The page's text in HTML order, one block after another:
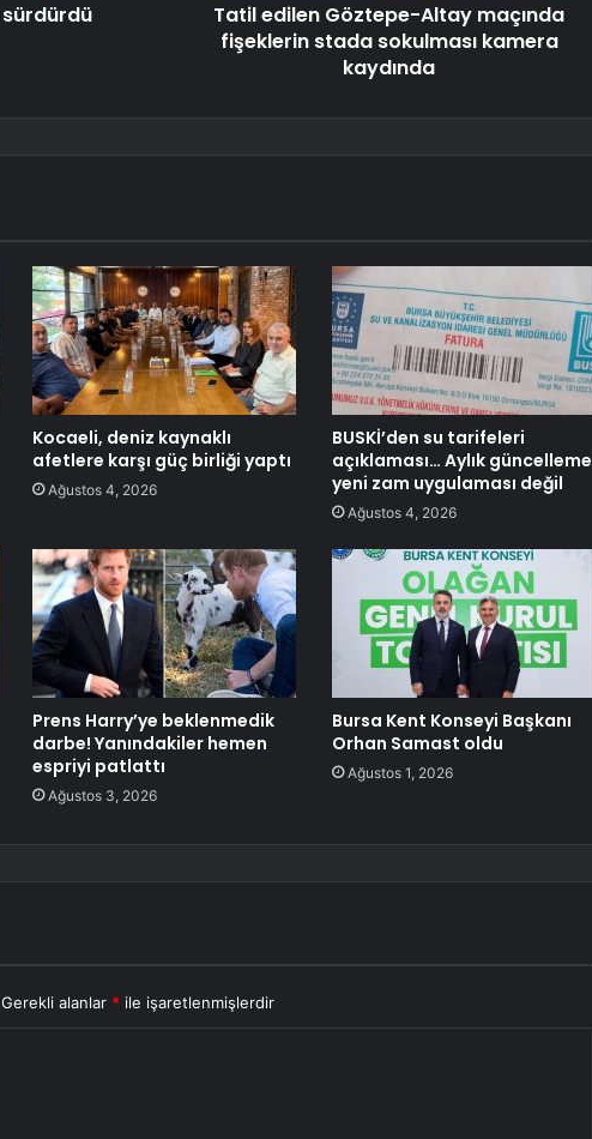
sürdürdü
Tatil edilen Göztepe-Altay maçında
fişeklerin stada sokulması kamera
kaydında
Kocaeli, deniz kaynaklı
afetlere karşı güç birliği yaptı
Ağustos 4, 2026
BUSKİ’den su tarifeleri
açıklaması… Aylık güncelleme
yeni zam uygulaması değil
Ağustos 4, 2026
Prens Harry’ye beklenmedik
darbe! Yanındakiler hemen
espriyi patlattı
Ağustos 3, 2026
Bursa Kent Konseyi Başkanı
Orhan Samast oldu
Ağustos 1, 2026
Gerekli alanlar * ile işaretlenmişlerdir